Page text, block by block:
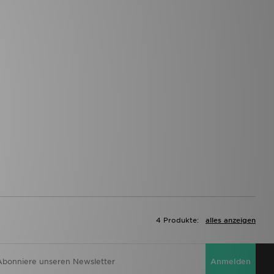
alles anzeigen
4 Produkte:
Anmelden